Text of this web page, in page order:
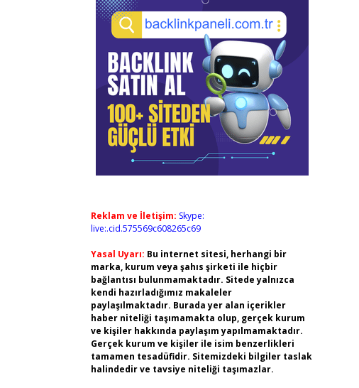
Reklam ve İletişim: Skype:
live:.cid.575569c608265c69
Yasal Uyarı: Bu internet sitesi, herhangi bir
marka, kurum veya şahıs şirketi ile hiçbir
bağlantısı bulunmamaktadır. Sitede yalnızca
kendi hazırladığımız makaleler
paylaşılmaktadır. Burada yer alan içerikler
haber niteliği taşımamakta olup, gerçek kurum
ve kişiler hakkında paylaşım yapılmamaktadır.
Gerçek kurum ve kişiler ile isim benzerlikleri
tamamen tesadüfidir. Sitemizdeki bilgiler taslak
halindedir ve tavsiye niteliği taşımazlar.